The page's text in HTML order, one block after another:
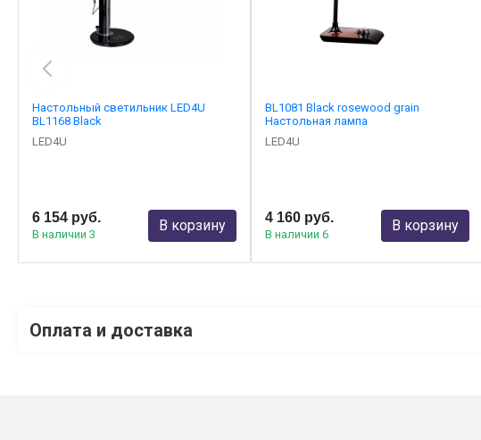
Настольный светильник LED4U
BL1168 Black
LED4U
6 154 руб.
В наличии 3
В корзину
BL1081 Black rosewood grain
Настольная лампа
LED4U
4 160 руб.
В наличии 6
В корзину
Оплата и доставка